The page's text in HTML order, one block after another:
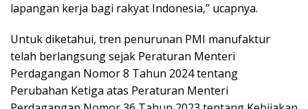
lapangan kerja bagi rakyat Indonesia,” ucapnya.
Untuk diketahui, tren penurunan PMI manufaktur
telah berlangsung sejak Peraturan Menteri
Perdagangan Nomor 8 Tahun 2024 tentang
Perubahan Ketiga atas Peraturan Menteri